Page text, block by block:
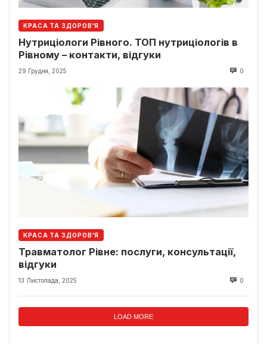
КРАСА ТА ЗДОРОВ'Я
Нутриціологи Рівного. ТОП нутриціологів в
Рівному – контакти, відгуки
29 Грудня, 2025 0
КРАСА ТА ЗДОРОВ'Я
Травматолог Рівне: послуги, консультації,
відгуки
13 Листопада, 2025 0
LOAD MORE